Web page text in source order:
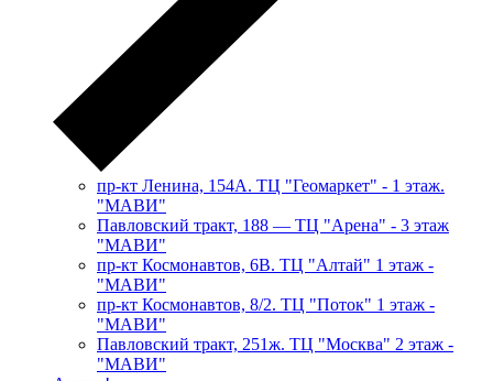
пр-кт Ленина, 154А. ТЦ "Геомаркет" - 1 этаж.
"МАВИ"
​Павловский тракт, 188 — ТЦ "Арена" - 3 этаж
"МАВИ"
пр-кт Космонавтов, 6В. ТЦ "Алтай" 1 этаж -
"МАВИ"
пр-кт Космонавтов, 8/2. ТЦ "Поток" 1 этаж -
"МАВИ"
Павловский тракт, 251ж. ТЦ "Москва" 2 этаж -
"МАВИ"